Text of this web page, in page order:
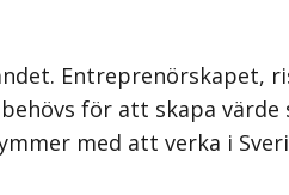
Entreprenörskapet,
för att skapa
med att verka i